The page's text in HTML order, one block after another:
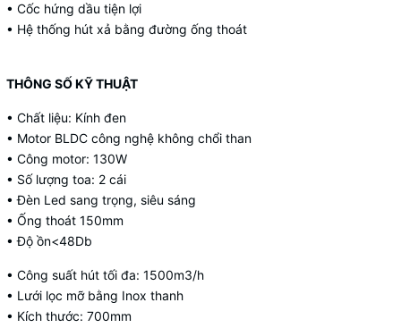
• Cốc hứng dầu tiện lợi
• Hệ thống hút xả bằng đường ống thoát
THÔNG SỐ KỸ THUẬT
• Chất liệu: Kính đen
• Motor BLDC công nghệ không chổi than
• Công motor: 130W
• Số lượng toa: 2 cái
• Đèn Led sang trọng, siêu sáng
• Ống thoát 150mm
• Độ ồn<48Db
• Công suất hút tối đa: 1500m3/h
• Lưới lọc mỡ bằng Inox thanh
• Kích thước: 700mm